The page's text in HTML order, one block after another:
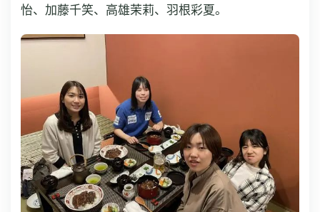
怡、加藤千笑、高雄茉莉、羽根彩夏。